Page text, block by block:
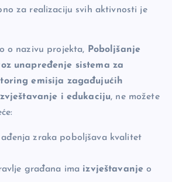
za realizaciju svih aktivnosti je
o nazivu projekta, Poboljšanje
unapređenje sistema za
emisija zagađujućih
i edukaciju, ne možete
zraka poboljšava kvalitet
građana ima izvještavanje o